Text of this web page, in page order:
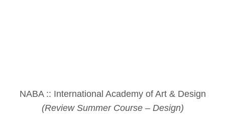
NABA :: International Academy of Art & Design
(Review Summer Course – Design)